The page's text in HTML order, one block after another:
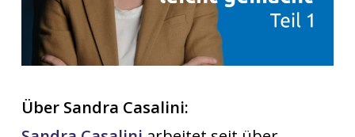
Über Sandra Casalini: